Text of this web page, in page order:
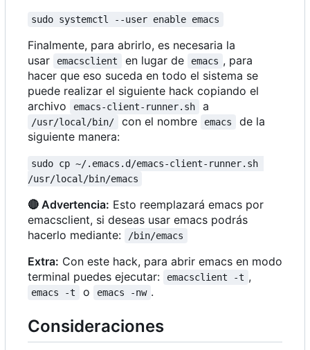
sudo systemctl --user enable emacs
Finalmente, para abrirlo, es necesaria la
usar
emacsclient en lugar de emacs , para
hacer que eso suceda en todo el sistema se
puede realizar el siguiente hack copiando el
archivo
emacs-client-runner.sh a
/usr/local/bin/ con el nombre emacs
de la
siguiente manera:
sudo cp ~/.emacs.d/emacs-client-runner.sh
/usr/local/bin/emacs
🔴 Advertencia: Esto reemplazará emacs por
emacsclient, si deseas usar emacs podrás
hacerlo mediante:
/bin/emacs
Extra: Con este hack, para abrir emacs en modo
terminal puedes ejecutar:
emacsclient -t ,
emacs -t o emacs -nw .
Consideraciones